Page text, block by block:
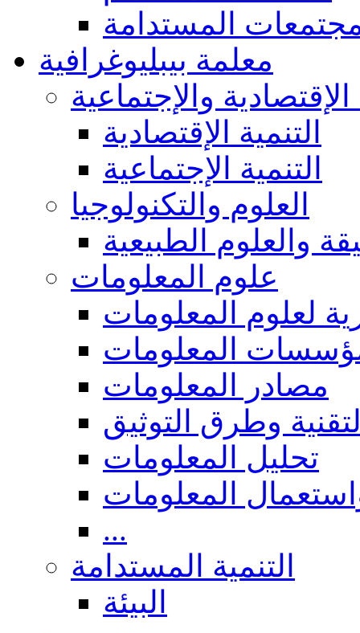
المستدامة
معلمة بيبليوغرافية
الإقتصادية والإجتماعية
التنمية الإقتصادية
التنمية الإجتماعية
العلوم والتكنولوجيا
والعلوم الطبيعية
علوم المعلومات
لعلوم المعلومات
المعلومات
مصادر المعلومات
وطرق التوثيق
تحليل المعلومات
المعلومات
...
التنمية المستدامة
البيئة